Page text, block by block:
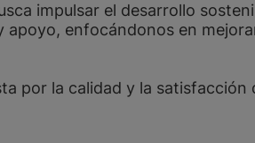
impulsar el desarrollo
enfocándonos en
por la calidad y la satisfacción